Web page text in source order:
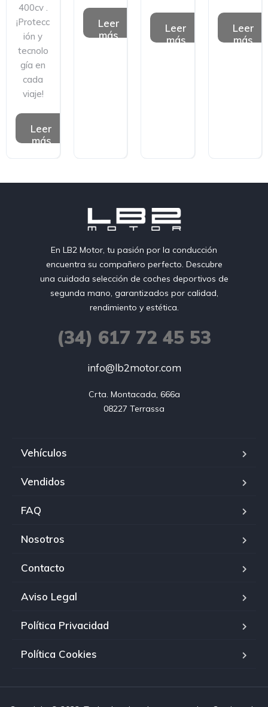
400cv .
¡Protecc
ión y
tecnolo
gía en
cada
viaje!
Leer
más
Leer
más
Leer
más
Leer
más
En LB2 Motor, tu pasión por la conducción
encuentra su compañero perfecto. Descubre
una cuidada selección de coches deportivos de
segunda mano, garantizados por calidad,
rendimiento y estética.
(34) 617 72 45 53
info@lb2motor.com
Crta. Montacada, 666a
08227 Terrassa
Vehículos
Vendidos
FAQ
Nosotros
Contacto
Aviso Legal
Política Privacidad
Política Cookies